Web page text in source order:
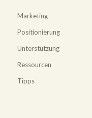
Marketing
Positionierung
Unterstützung
Ressourcen
Tipps